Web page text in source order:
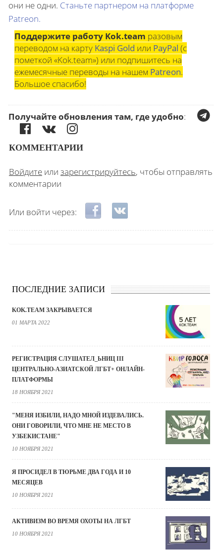
они не одни. Станьте партнером на платформе
Patreon.
Поддержите работу Kok.team разовым
переводом на карту Kaspi Gold или PayPal (с
пометкой «Kok.team») или подпишитесь на
ежемесячные переводы на нашем Patreon.
Большое спасибо!
Получайте обновления там, где удобно:
КОММЕНТАРИИ
Войдите или зарегистрируйтесь, чтобы отправлять
комментарии
Или войти через: Login with Facebook
Login with ВКонтакте
ПОСЛЕДНИЕ ЗАПИСИ
KOK.TEAM ЗАКРЫВАЕТСЯ
01 МАРТА 2022
РЕГИСТРАЦИЯ СЛУШАТЕЛ_ЬНИЦ III
ЦЕНТРАЛЬНО-АЗИАТСКОЙ ЛГБТ+ ОНЛАЙН-
ПЛАТФОРМЫ
18 НОЯБРЯ 2021
"МЕНЯ ИЗБИЛИ, НАДО МНОЙ ИЗДЕВАЛИСЬ.
ОНИ ГОВОРИЛИ, ЧТО МНЕ НЕ МЕСТО В
УЗБЕКИСТАНЕ"
10 НОЯБРЯ 2021
Я ПРОСИДЕЛ В ТЮРЬМЕ ДВА ГОДА И 10
МЕСЯЦЕВ
10 НОЯБРЯ 2021
АКТИВИЗМ ВО ВРЕМЯ ОХОТЫ НА ЛГБТ
10 НОЯБРЯ 2021